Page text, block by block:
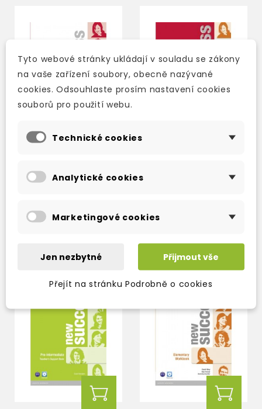
INTERMEDIATE
3-5 dní
374 Kč
INTERMEDIATE
ROM
Tyto webové stránky ukládají v souladu se zákony
na vaše zařízení soubory, obecně nazývané
cookies. Odsouhlaste prosím nastavení cookies
souborů pro použití webu.
Technické cookies
Analytické cookies
Marketingové cookies
Jen nezbytné Přijmout vše
Přejít na stránku Podrobně o cookies